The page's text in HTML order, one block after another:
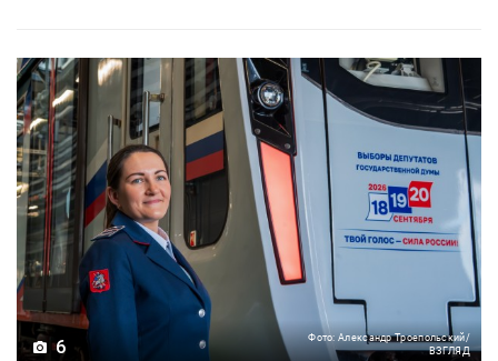
6
Фото: Александр Троепольский/
ВЗГЛЯД